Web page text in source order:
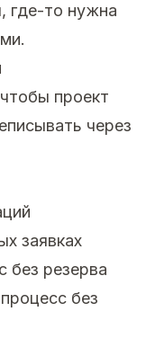
где-то нужна
проект
через
заявках
без резерва
без